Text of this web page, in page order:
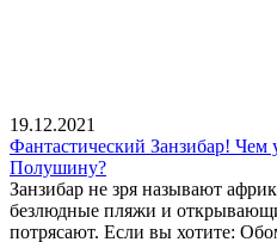
19.12.2021
Фантастический Занзибар! Чем
Полушину?
Занзибар не зря называют
безлюдные пляжи и
потрясают. Если вы хотите: